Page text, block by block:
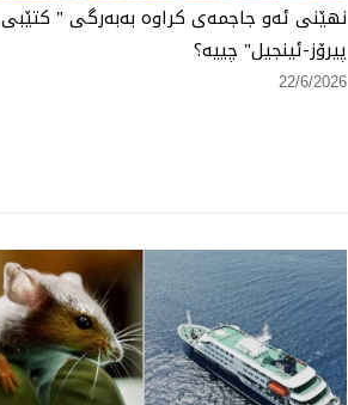
نهێنی ئەو جاجمەی كراوە بەبەرگی " كتێبی
پیرۆز-ئینجیل" چییە؟
22/6/2026